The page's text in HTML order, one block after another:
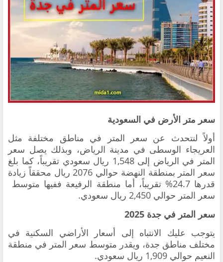
سعر متر الأرض في السعودية
أولاً لنتحدث عن سعر المتر في مناطق مختلفة مثل
العريجاء الوسطى في مدينة الرياض، وبذلك يصل سعر
المتر في الرياض
إلى 1,548 ريال سعودي تقريباً، كما بلغ
سعر المتر بمنطقة النهضة حوالي 2076 ريال محققاً زيادة
قدرها 24.7% تقريباً، أما منطقة الرفيعة ففيها متوسط ​​
سعر المتر حوالي 2,450 ريال سعودي.
سعر المتر في جدة 2025
يتوجب عليك الانتباه إلى أسعار الأراضي السكنية في
مختلف مناطق جدة، ويقدر متوسط ​​سعر المتر في منطقة
النعيم حوالي 1,909 ريال سعودي.